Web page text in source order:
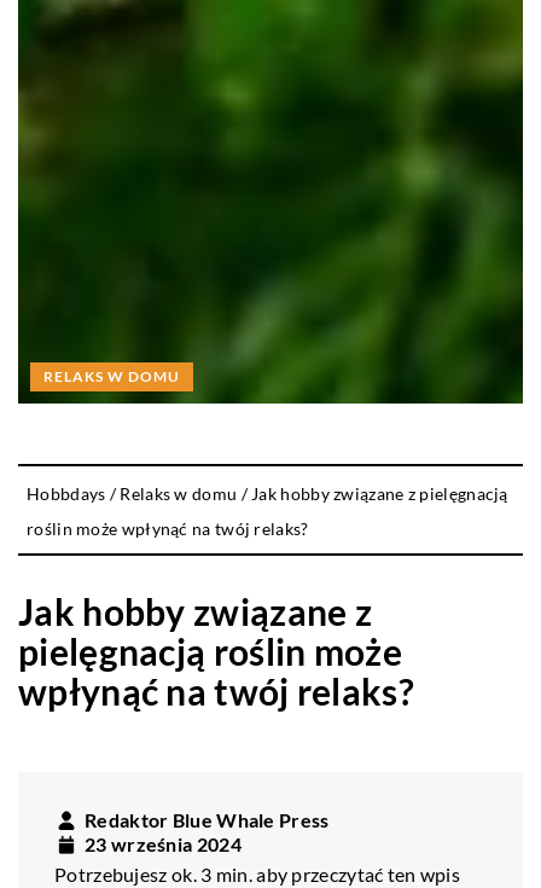
RELAKS W DOMU
Hobbdays /Relaks w domu / Jak hobby związane z pielęgnacją
roślin może wpłynąć na twój relaks?
Jak hobby związane z
pielęgnacją roślin może
wpłynąć na twój relaks?
Redaktor Blue Whale Press
23 września 2024
Potrzebujesz ok. 3 min. aby przeczytać ten wpis